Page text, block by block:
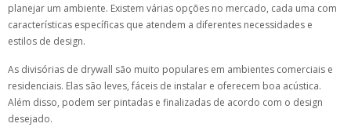
planejar um ambiente. Existem várias opções no mercado, cada uma com
características específicas que atendem a diferentes necessidades e
estilos de design.
As divisórias de drywall são muito populares em ambientes comerciais e
residenciais. Elas são leves, fáceis de instalar e oferecem boa acústica.
Além disso, podem ser pintadas e finalizadas de acordo com o design
desejado.